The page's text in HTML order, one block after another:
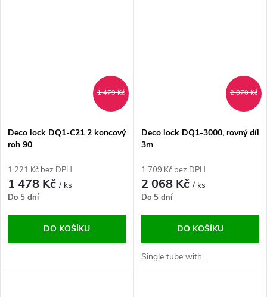
1 479 Kč
Deco lock DQ1-C21 2 koncový
roh 90
1 221 Kč bez DPH
1 478 Kč/ ks
Do 5 dní
DO KOŠÍKU
2 070 Kč
Deco lock DQ1-3000, rovný díl
3m
1 709 Kč bez DPH
2 068 Kč/ ks
Do 5 dní
DO KOŠÍKU
Single tube with...